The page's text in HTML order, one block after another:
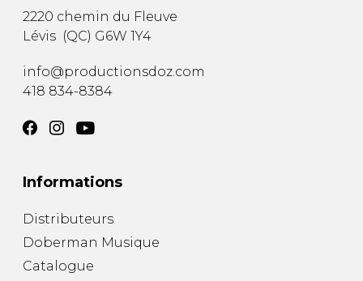
2220 chemin du Fleuve
Lévis (QC) G6W 1Y4
info@productionsdoz.com
418 834-8384
Informations
Distributeurs
Doberman Musique
Catalogue